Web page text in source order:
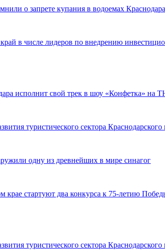
о запрете купания в водоемах Краснодара
в числе лидеров по внедрению
исполнит свой трек в шоу «Конфетка» на
туристического сектора
одну из древнейших в мире синагог
крае стартуют два конкурса к 75-летию
туристического сектора